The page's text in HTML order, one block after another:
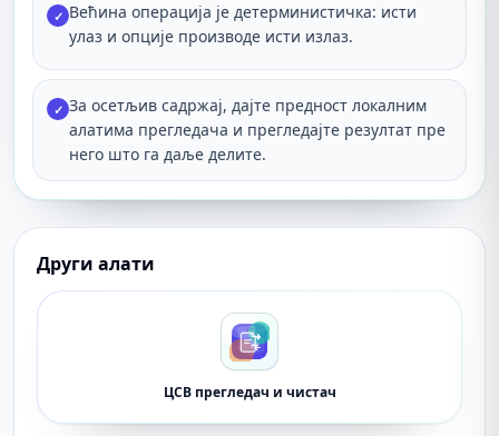
✓ Већина операција је детерминистичка: исти
улаз и опције производе исти излаз.
✓ За осетљив садржај, дајте предност локалним
алатима прегледача и прегледајте резултат пре
него што га даље делите.
Други алати
ЦСВ прегледач и чистач